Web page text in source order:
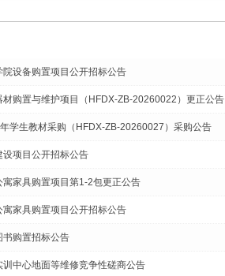
设备购置项目公开招标公告
购置与维护项目（HFDX-ZB-20260022）更正公告
学生教材采购（HFDX-ZB-20260027）采购公告
项目公开招标公告
家具购置项目第1-2包更正公告
家具购置项目公开招标公告
购置招标公告
中心地面等维修竞争性磋商公告